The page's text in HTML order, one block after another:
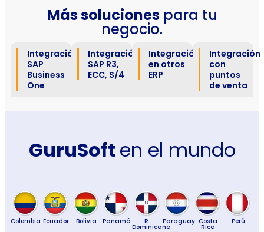
Más solucionespara tu
negocio.
Integración
SAP
Business
One
Integración
SAP R3,
ECC, S/4
Integración
en otros
ERP
Integración
con
puntos
de venta
GuruSoft en el mundo
Colombia Ecuador Bolivia Panamá R.
Dominicana
Paraguay Costa
Rica
Perú